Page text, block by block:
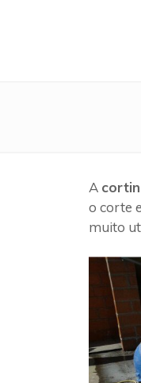
A
o corte
muito